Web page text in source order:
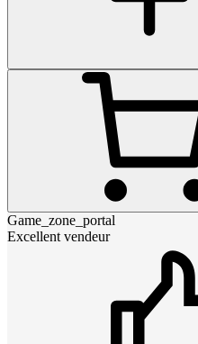
Game_zone_portal
Excellent vendeur